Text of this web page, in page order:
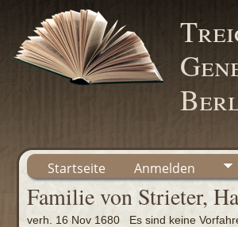
Startseite Anmelden
Familie von Strieter,
verh. 16 Nov 1680 Es sind keine